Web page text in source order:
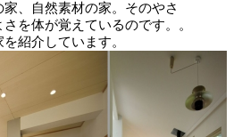
、自然素材の家。そのやさ
を体が覚えているのです。。
紹介しています。